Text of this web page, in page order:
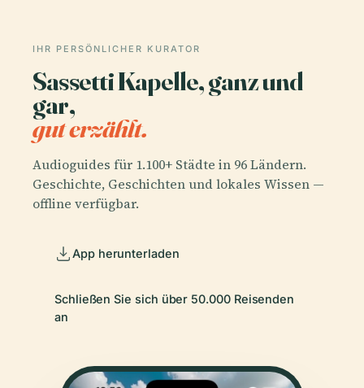
IHR PERSÖNLICHER KURATOR
Sassetti Kapelle, ganz und
gar,
gut erzählt.
Audioguides für 1.100+ Städte in 96 Ländern.
Geschichte, Geschichten und lokales Wissen —
offline verfügbar.
App herunterladen
Schließen Sie sich über 50.000 Reisenden
an